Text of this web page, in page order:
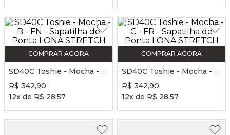
COMPRAR AGORA
SD40C Toshie - Mocha - B - FN - Sapatilha de Ponta LONA STRETCH
R$ 342,90
12x de R$ 28,57
COMPRAR AGORA
SD40C Toshie - Mocha - C - FR - Sapatilha de Ponta LONA STRETCH
R$ 342,90
12x de R$ 28,57